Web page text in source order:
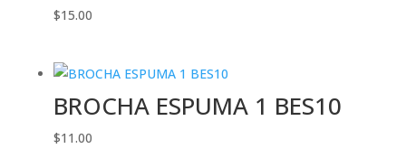
$15.00
BROCHA ESPUMA 1 BES10
$11.00